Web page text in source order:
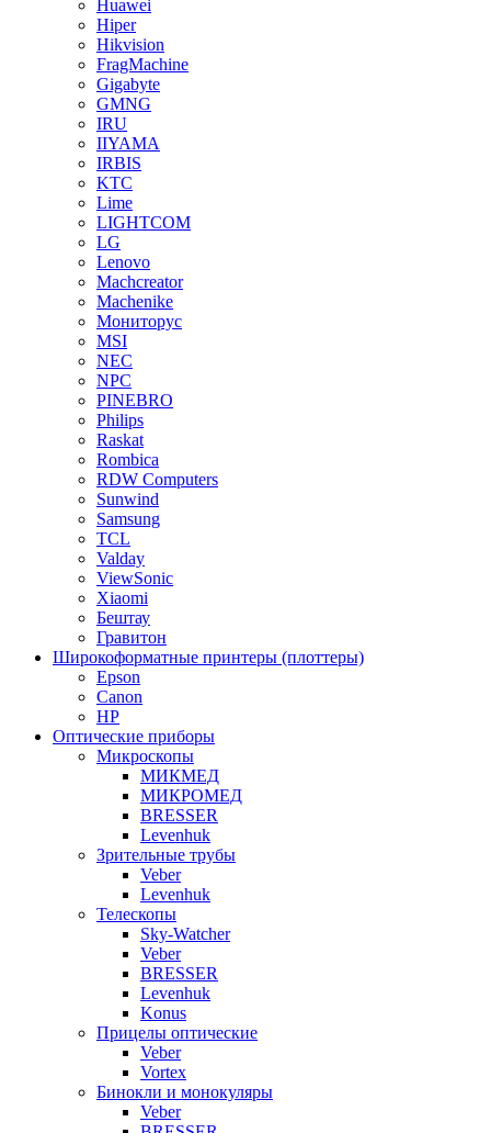
Huawei
Hiper
Hikvision
FragMachine
Gigabyte
GMNG
IRU
IIYAMA
IRBIS
KTC
Lime
LIGHTCOM
LG
Lenovo
Machcreator
Machenike
Мониторус
MSI
NEC
NPC
PINEBRO
Philips
Raskat
Rombica
RDW Computers
Sunwind
Samsung
TCL
Valday
ViewSonic
Xiaomi
Бештау
Гравитон
Широкоформатные принтеры (плоттеры)
Epson
Canon
HP
Оптические приборы
Микроскопы
МИКМЕД
МИКРОМЕД
BRESSER
Levenhuk
Зрительные трубы
Veber
Levenhuk
Телескопы
Sky-Watcher
Veber
BRESSER
Levenhuk
Konus
Прицелы оптические
Veber
Vortex
Бинокли и монокуляры
Veber